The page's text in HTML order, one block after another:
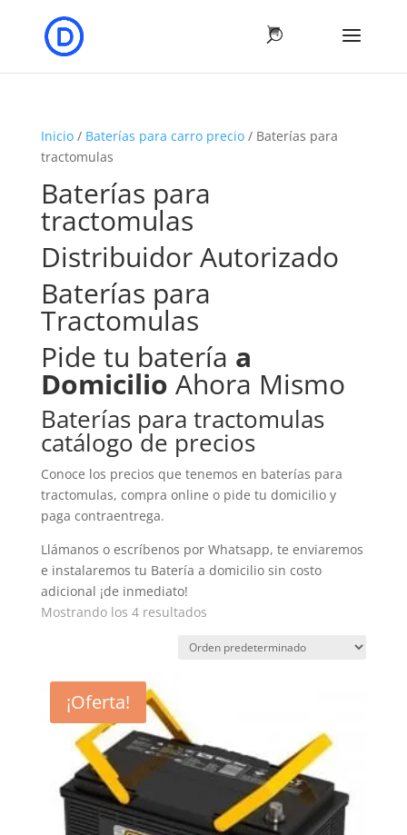
Inicio/ Baterías para carro precio/ Baterías para
tractomulas
Baterías para
tractomulas
Distribuidor Autorizado
Baterías para
Tractomulas
Pide tu batería a
Domicilio Ahora Mismo
Baterías para tractomulas
catálogo de precios
Conoce los precios que tenemos en baterías para
tractomulas, compra online o pide tu domicilio y
paga contraentrega.
Llámanos o escríbenos por Whatsapp, te enviaremos
e instalaremos tu Batería a domicilio sin costo
adicional ¡de inmediato!
Mostrando los 4 resultados
¡Oferta!